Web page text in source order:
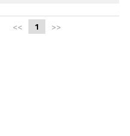
<< 1 >>